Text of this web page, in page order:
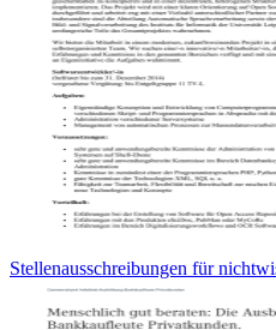
Stellenausschreibungen für